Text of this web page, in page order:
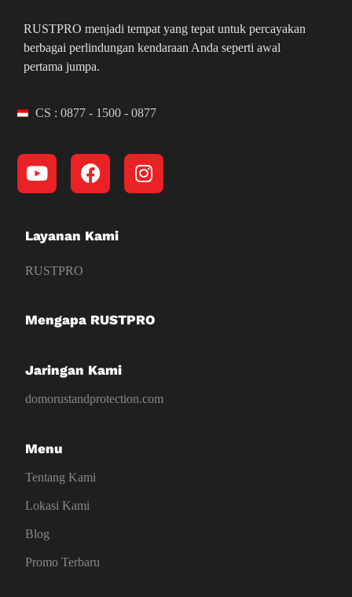
RUSTPRO menjadi tempat yang tepat untuk percayakan
berbagai perlindungan kendaraan Anda seperti awal
pertama jumpa.
CS : 0877 - 1500 - 0877
Layanan Kami
RUSTPRO
Mengapa RUSTPRO
Jaringan Kami
domorustandprotection.com
Menu
Tentang Kami
Lokasi Kami
Blog
Promo Terbaru